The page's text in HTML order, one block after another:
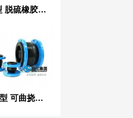
RE型 脱硫橡胶膨胀节
KXT型 可曲挠橡胶接头